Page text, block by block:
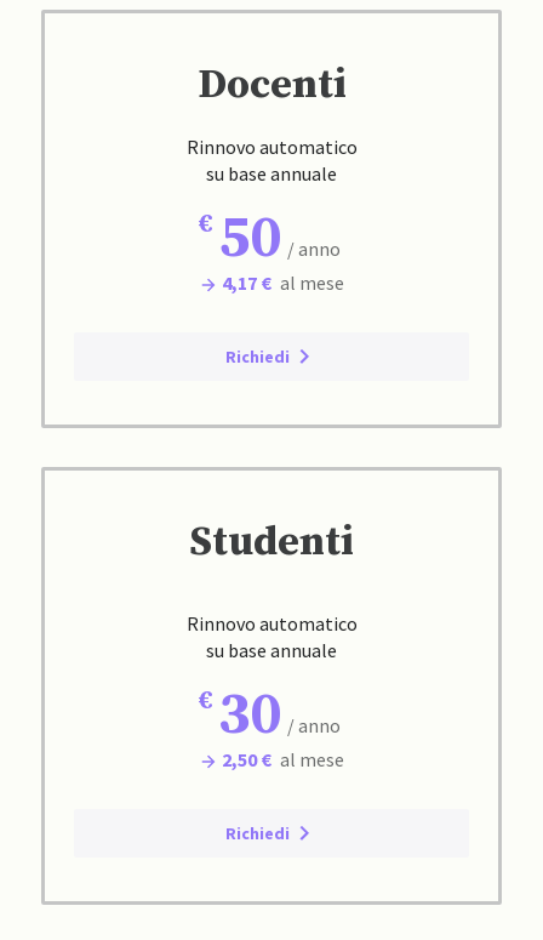
Docenti
Rinnovo automatico
su base annuale
50 / anno
4,17 € al mese
Richiedi
Studenti
Rinnovo automatico
su base annuale
30 / anno
2,50 € al mese
Richiedi